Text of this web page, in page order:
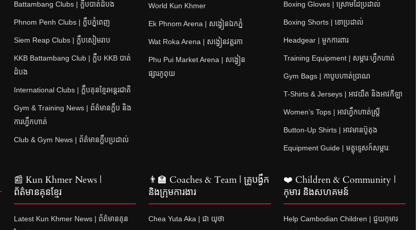
Battambang Clubs | ក្លឹបបាត់ដំបង
Phnom Penh Clubs | ក្លឹបភ្នំពេញ
Siem Reap Clubs | ក្លឹបសៀមរាប
KKB Battambang Club | ក្លឹប KKB បាត់
ដំបង
International Clubs | ក្លឹបគុនខ្មែរអន្តរជាតិ
Gym & Training News | ព័ត៌មានក្លឹប និង
ការហ្វឹកហាត់
Club & Gym News | ព័ត៌មានក្លឹបប្រដាល់
World Kun Khmer
Ek Phnom Arena | សង្វៀនឯកភ្នំ
Wat Roka Arena | សង្វៀនវត្តរកា
Phu Pui Market Arena | សង្វៀន
ផ្សារភូពុយ
Boxing Gloves | ស្រោមដៃប្រដាល់
Boxing Shorts | ខោប្រដាល់
Headgear | មួកការពារ
Training Equipment | សម្ភារៈហ្វឹកហាត់
Gym Bags | កាបូបហាត់ប្រាណ
T-Shirts & Jerseys | អាវយឺត និងអាវកីឡា
Women’s Tops | អាវហ្វឹកហាត់ស្ត្រី
Button-Up Shirts | អាវមានប៊ូតុង
Equipment Guide | មគ្គុទ្ទេសក៍សម្ភារៈ
📰 Kun Khmer News |
ព័ត៌មានគុនខ្មែរ
Latest Kun Khmer News | ព័ត៌មានគុន
👨‍🏫 Coaches & Team | គ្រូបង្វឹក
និងក្រុមការងារ
Chea Yuta Aka | ជា យុថា
❤️ Children & Community |
កុមារ និងសហគមន៍
Help Cambodian Children | ជួយកុមារ